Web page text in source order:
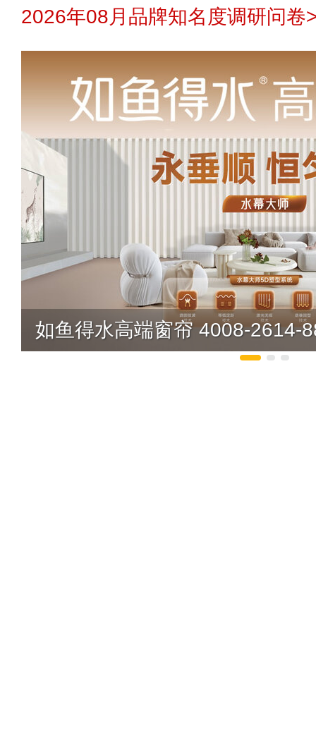
2026年08月品牌知名度调研问卷
如鱼得水高端窗帘 4008-2614-